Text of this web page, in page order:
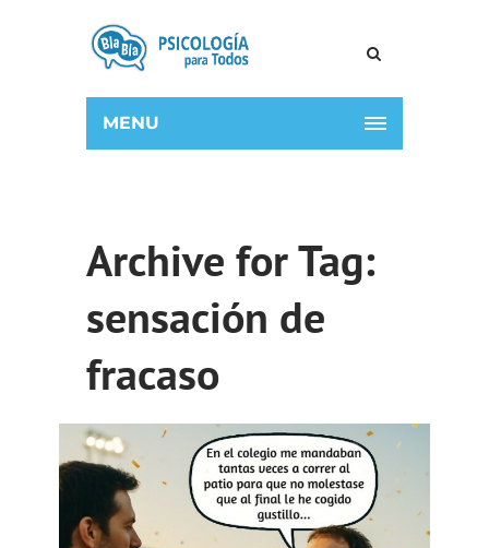
MENU
Archive for Tag:
sensación de
fracaso